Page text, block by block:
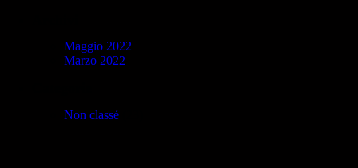
Maggio 2022
Marzo 2022
Non classé